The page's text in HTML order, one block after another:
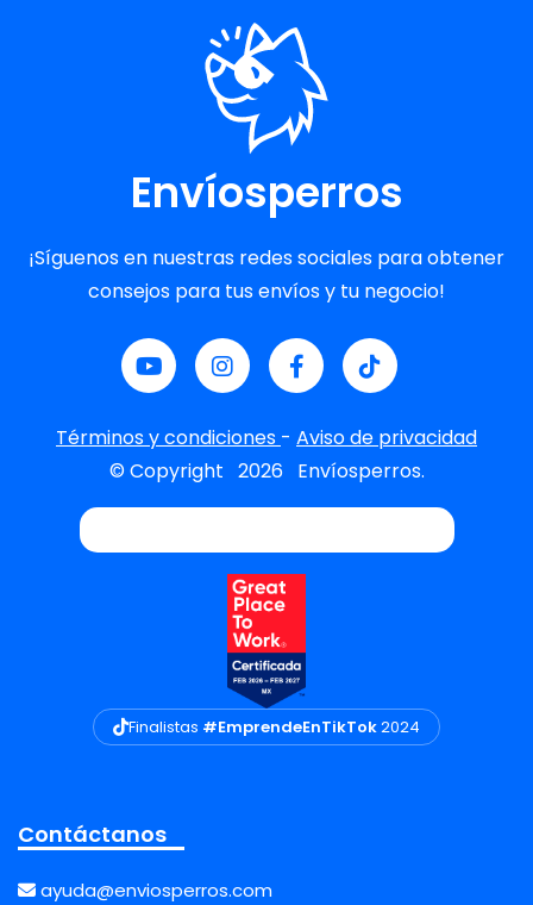
Envíosperros
¡Síguenos en nuestras redes sociales para obtener
consejos para tus envíos y tu negocio!
Términos y condiciones - Aviso de privacidad
© Copyright 2026 Envíosperros.
Finalistas #EmprendeEnTikTok2024
Contáctanos
ayuda@enviosperros.com